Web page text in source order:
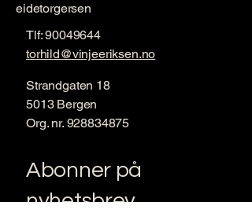
eidetorgersen
Tlf:90049644
torhild@vinjeeriksen.no
Strandgaten 18
5013 Bergen
Org. nr. 928834875
Abonner på
nyhetsbrev